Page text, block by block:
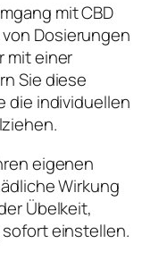
mit CBD
Dosierungen
mit einer
Sie diese
die individuellen
eigenen
Wirkung
Übelkeit,
einstellen.